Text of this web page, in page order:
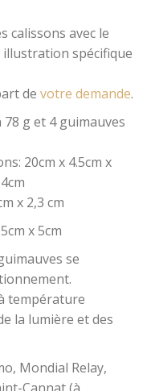
calissons avec le
spécifique
de votre demande.
g et 4 guimauves
20cm x 4.5cm x
x 2,3 cm
5cm x 5cm
se
température
la lumière et des
Mondial Relay,